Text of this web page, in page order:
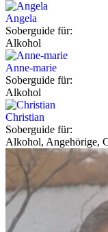
Angela
Soberguide für:
Alkohol
Anne-marie
Soberguide für:
Alkohol
Christian
Soberguide für:
Alkohol, Angehörige,